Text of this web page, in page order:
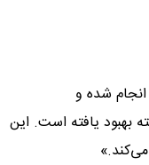
شده و
بهبود یافته است. این